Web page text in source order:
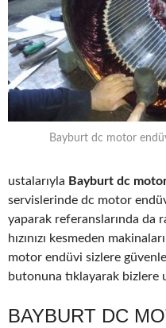
Bayburt dc motor
ustalarıyla Bayburt dc
servislerinde dc motor
yaparak referanslarında da
hızınızı kesmeden
motor endüvi sizlere
butonuna tıklayarak bizlere
BAYBURT DC